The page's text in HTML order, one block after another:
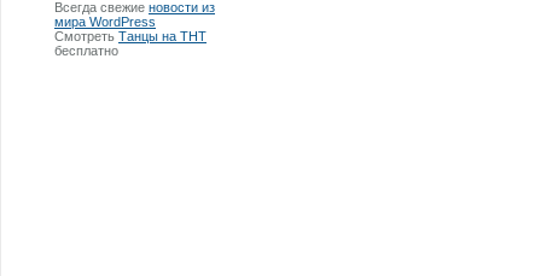
Всегда свежие новости из
мира WordPress
Смотреть Танцы на ТНТ
бесплатно